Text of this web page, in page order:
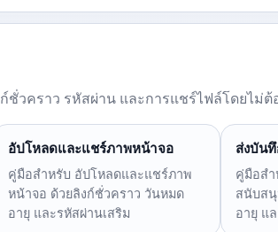
วคราว รหัสผ่าน และการแชร์ไฟล์โดยไม่ต้
อัปโหลดและแชร์ภาพหน้าจอ
คู่มือสำหรับ อัปโหลดและแชร์ภาพ
หน้าจอ ด้วยลิงก์ชั่วคราว วันหมด
อายุ และรหัสผ่านเสริม
ส่งบัน
คู่มือสำ
สนับส
อายุ แ